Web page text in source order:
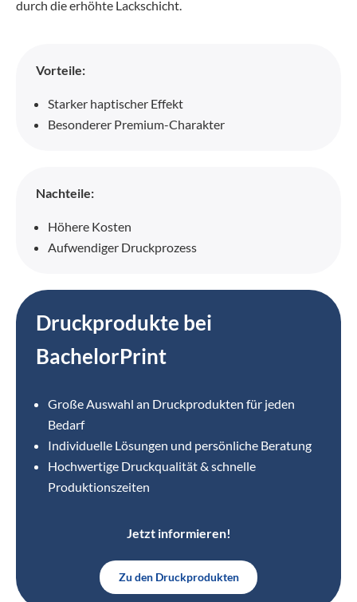
durch die erhöhte Lackschicht.
Vorteile:
Starker haptischer Effekt
Besonderer Premium-Charakter
Nachteile:
Höhere Kosten
Aufwendiger Druckprozess
Druckprodukte bei
BachelorPrint
Große Auswahl an Druckprodukten für jeden
Bedarf
Individuelle Lösungen und persönliche Beratung
Hochwertige Druckqualität & schnelle
Produktionszeiten
Jetzt informieren!
Zu den Druckprodukten